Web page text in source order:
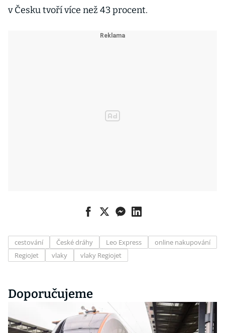
v Česku tvoří více než 43 procent.
cestování České dráhy Leo Express
online nakupování
RegioJet
vlaky vlaky Regiojet
Doporučujeme